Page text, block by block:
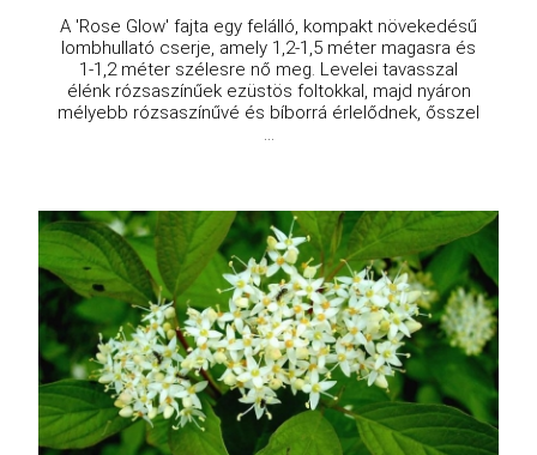
A 'Rose Glow' fajta egy felálló, kompakt növekedésű
lombhullató cserje, amely 1,2-1,5 méter magasra és
1-1,2 méter szélesre nő meg. Levelei tavasszal
élénk rózsaszínűek ezüstös foltokkal, majd nyáron
mélyebb rózsaszínűvé és bíborrá érlelődnek, ősszel